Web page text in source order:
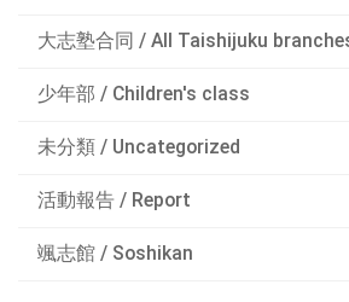
大志塾合同 / All Taishijuku
少年部 / Children's class
未分類 / Uncategorized
活動報告 / Report
颯志館 / Soshikan